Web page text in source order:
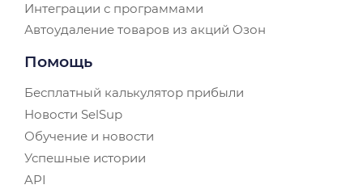
Интеграции с программами
Автоудаление товаров из акций Озон
Помощь
Бесплатный калькулятор прибыли
Новости SelSup
Обучение и новости
Успешные истории
API